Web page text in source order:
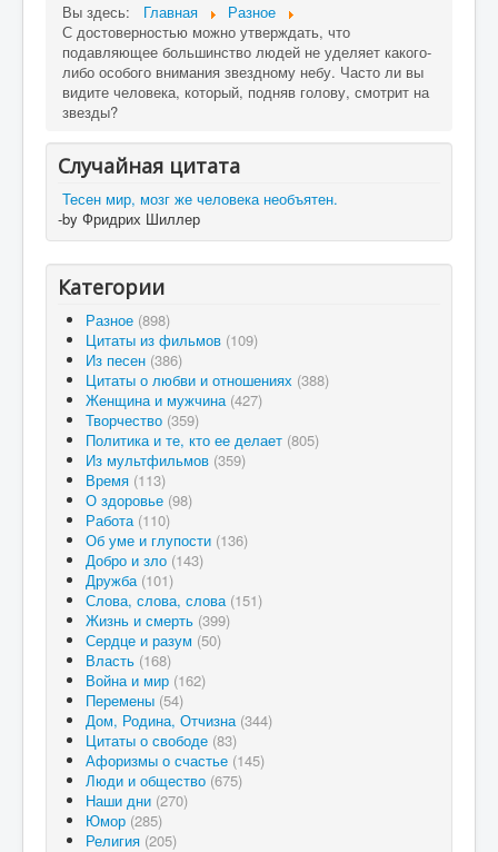
Вы здесь: Главная
Разное
С достоверностью можно утверждать, что
подавляющее большинство людей не уделяет какого-
либо особого внимания звездному небу. Часто ли вы
видите человека, который, подняв голову, смотрит на
звезды?
Случайная цитата
Тесен мир, мозг же человека необъятен.
-by Фридрих Шиллер
Категории
Разное (898)
Цитаты из фильмов (109)
Из песен (386)
Цитаты о любви и отношениях (388)
Женщина и мужчина (427)
Творчество (359)
Политика и те, кто ее делает (805)
Из мультфильмов (359)
Время (113)
О здоровье (98)
Работа (110)
Об уме и глупости (136)
Добро и зло (143)
Дружба (101)
Слова, слова, слова (151)
Жизнь и смерть (399)
Сердце и разум (50)
Власть (168)
Война и мир (162)
Перемены (54)
Дом, Родина, Отчизна (344)
Цитаты о свободе (83)
Афоризмы о счастье (145)
Люди и общество (675)
Наши дни (270)
Юмор (285)
Религия (205)